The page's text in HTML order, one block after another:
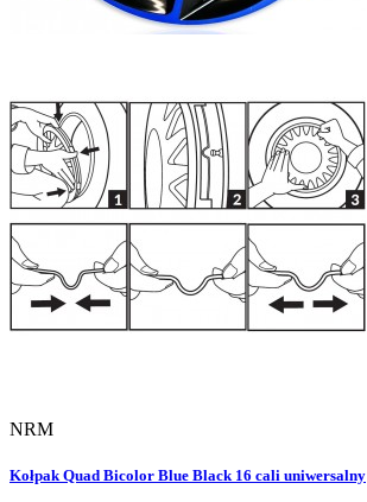
NRM
Kołpak Quad Bicolor Blue Black 16 cali uniwersalny